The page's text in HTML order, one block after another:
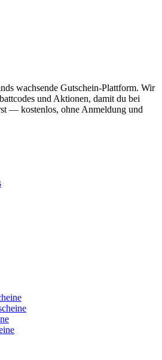
wachsende Gutschein-Plattform. Wir
und Aktionen, damit du bei
— kostenlos, ohne Anmeldung und